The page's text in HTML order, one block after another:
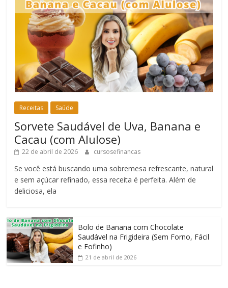
Receitas Saúde
Sorvete Saudável de Uva, Banana e
Cacau (com Alulose)
22 de abril de 2026 cursosefinancas
Se você está buscando uma sobremesa refrescante, natural
e sem açúcar refinado, essa receita é perfeita. Além de
deliciosa, ela
Bolo de Banana com Chocolate
Saudável na Frigideira (Sem Forno, Fácil
e Fofinho)
21 de abril de 2026